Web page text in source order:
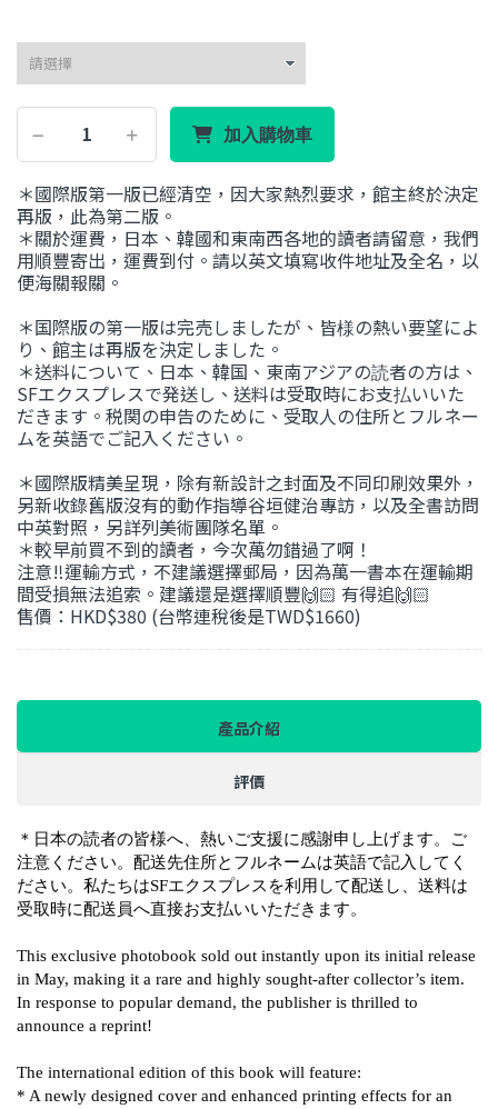
加入購物車
＊國際版第一版已經清空，因大家熱烈要求，館主終於決定
再版，此為第二版。
＊關於運費，日本、韓國和東南西各地的讀者請留意，我們
用順豐寄出，運費到付。請以英文填寫收件地址及全名，以
便海關報關。
＊国際版の第一版は完売しましたが、皆様の熱い要望によ
り、館主は再版を決定しました。
＊送料について、日本、韓国、東南アジアの読者の方は、
SFエクスプレスで発送し、送料は受取時にお支払いいた
だきます。税関の申告のために、受取人の住所とフルネー
ムを英語でご記入ください。
＊國際版精美呈現，除有新設計之封面及不同印刷效果外，
另新收錄舊版沒有的動作指導谷垣健治專訪，以及全書訪問
中英對照，另詳列美術團隊名單。
＊較早前買不到的讀者，今次萬勿錯過了啊！
注意‼️運輸方式，不建議選擇郵局，因為萬一書本在運輸期
間受損無法追索。建議還是選擇順豐🙌🏻 有得追🙌🏻
售價：HKD$380 (台幣連稅後是TWD$1660)
產品介紹
評價
＊日本の読者の皆様へ、熱いご支援に感謝申し上げます。ご
注意ください。配送先住所とフルネームは英語で記入してく
ださい。私たちはSFエクスプレスを利用して配送し、送料は
受取時に配送員へ直接お支払いいただきます。
This exclusive photobook sold out instantly upon its initial release
in May, making it a rare and highly sought-after collector’s item.
In response to popular demand, the publisher is thrilled to
announce a reprint!
The international edition of this book will feature:
* A newly designed cover and enhanced printing effects for an